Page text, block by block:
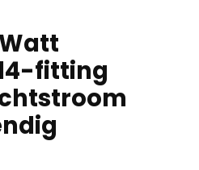
fitting